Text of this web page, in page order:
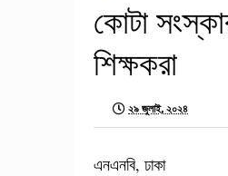
কোটা
শিক্ষকরা
২৯ জুলাই, ২০২৪
এনএনবি, ঢাকা